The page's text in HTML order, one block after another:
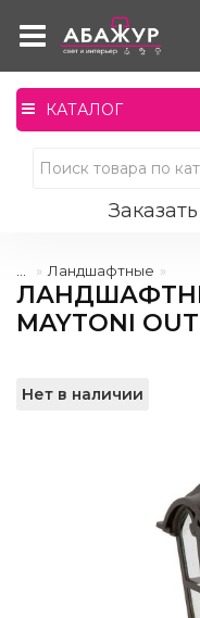
КАТАЛОГ
Ландшафтные
MAYTONI
Нет в наличии